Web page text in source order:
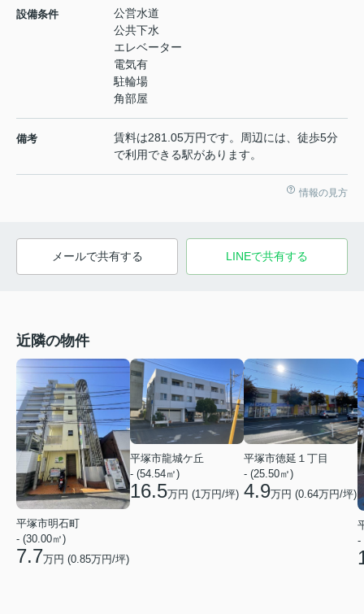
設備条件
公営水道
公共下水
エレベーター
電気有
駐輪場
角部屋
備考
賃料は281.05万円です。周辺には、徒歩5分
で利用できる駅があります。
情報の見方
メールで共有する LINEで共有する
近隣の物件
平塚市明石町
- (30.00㎡)
7.7万円 (0.85万円/坪)
平塚市龍城ケ丘
- (54.54㎡)
16.5万円 (1万円/坪)
平塚市徳延１丁目
- (25.50㎡)
4.9万円 (0.64万円/坪)
-